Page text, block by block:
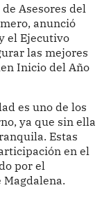
Asesores del
anunció
el Ejecutivo
las mejores
Inicio del Año
es uno de los
ya que sin ella
Estas
en el
por el